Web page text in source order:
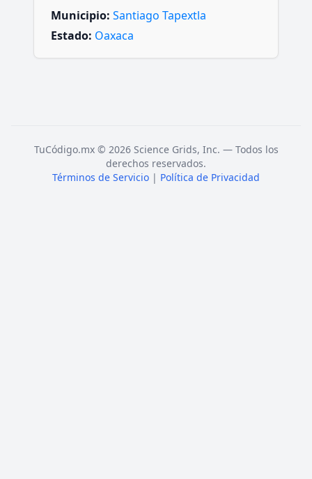
Municipio: Santiago Tapextla
Estado: Oaxaca
TuCódigo.mx © 2026 Science Grids, Inc. — Todos los
derechos reservados.
Términos de Servicio | Política de Privacidad